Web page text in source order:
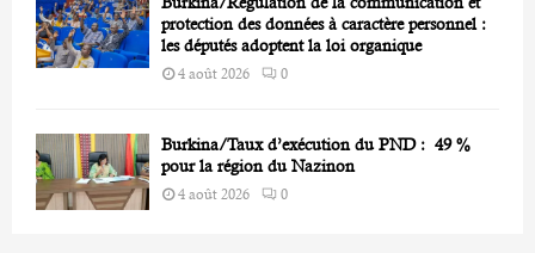
protection des données à caractère personnel :
les députés adoptent la loi organique
4 août 2026 0
Burkina/Taux d’exécution du PND : 49 %
pour la région du Nazinon
4 août 2026 0